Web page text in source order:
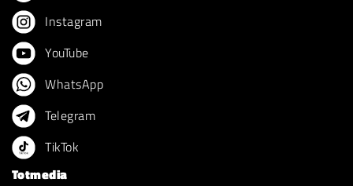
Instagram
YouTube
WhatsApp
Telegram
TikTok
Totmedia